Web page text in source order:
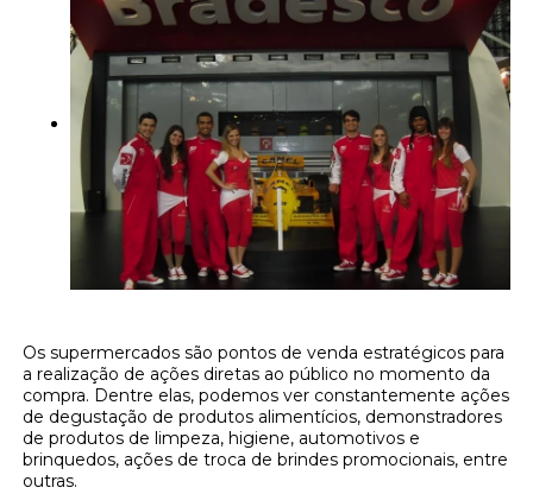
Os supermercados são pontos de venda estratégicos para
a realização de ações diretas ao público no momento da
compra. Dentre elas, podemos ver constantemente ações
de degustação de produtos alimentícios, demonstradores
de produtos de limpeza, higiene, automotivos e
brinquedos, ações de troca de brindes promocionais, entre
outras.